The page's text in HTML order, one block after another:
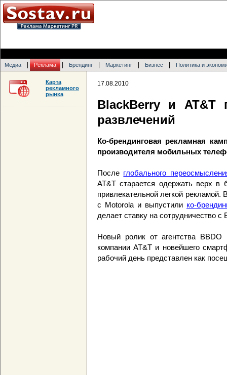
Медиа Реклама Брендинг Маркетинг Бизнес Политика и
17.08.2010
BlackBerry и AT&T
развлечений
Ко-брендинговая рекламная
производителя мобильных
После глобального
AT&T старается одержать верх
привлекательной легкой рекламой.
с Motorola и выпустили ко-
делает ставку на сотрудничество с
Новый ролик от агентства BBDO
компании AT&T и новейшего
рабочий день представлен как
Карта
рекламного
рынка